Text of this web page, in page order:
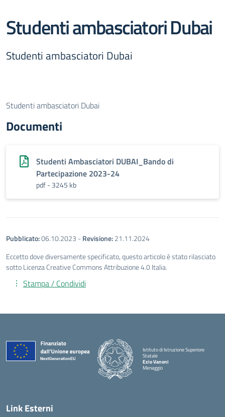
Studenti ambasciatori Dubai
Studenti ambasciatori Dubai
Studenti ambasciatori Dubai
Documenti
Studenti Ambasciatori DUBAI_Bando di
Partecipazione 2023-24
pdf - 3245 kb
Pubblicato:06.10.2023 -Revisione:21.11.2024
Eccetto dove diversamente specificato, questo articolo è stato rilasciato
sotto Licenza Creative Commons Attribuzione 4.0 Italia.
Stampa / Condividi
Istituto di Istruzione Superiore
Statale
Ezio Vanoni
Menaggio
— Visita la pagina iniziale della scuola
Link Esterni